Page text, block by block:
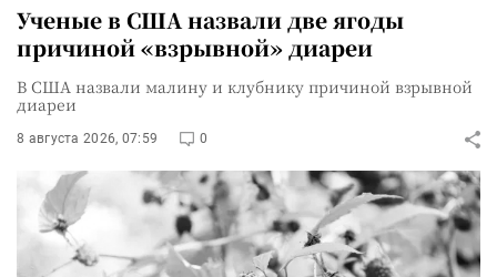
Ученые в США назвали две ягоды
причиной «взрывной» диареи
В США назвали малину и клубнику причиной взрывной
диареи
8 августа 2026, 07:59 0